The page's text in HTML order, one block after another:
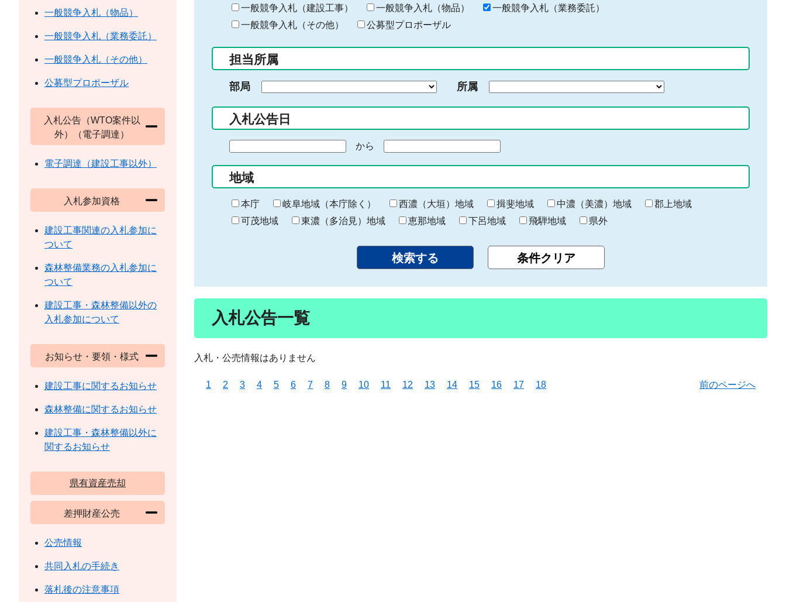
キ
ー
ー
入
力
一般競争入札（建設工事） 一般競争入札（物品）
一般競争入札（業務委託）
一般競争入札（その他）
公募型プロポーザル
担当所属
部局 所属
入札公告日
の
始
ま
り
から
終
わ
り
地域
本庁 岐阜地域（本庁除く） 西濃（大垣）地域 揖斐地域 中濃（美濃）地域
郡上地域
可茂地域
東濃（多治見）地域 恵那地域 下呂地域 飛騨地域 県外
入札公告一覧
入札・公売情報はありません
1 2 3 4 5 6 7 8 9 10 11 12 13 14 15 16 17 18 前のページへ
一般競争入札（物品）
一般競争入札（業務委託）
一般競争入札（その他）
公募型プロポーザル
入札公告（WTO案件以
外）（電子調達）
電子調達（建設工事以外）
入札参加資格
建設工事関連の入札参加に
ついて
森林整備業務の入札参加に
ついて
建設工事・森林整備以外の
入札参加について
お知らせ・要領・様式
建設工事に関するお知らせ
森林整備に関するお知らせ
建設工事・森林整備以外に
関するお知らせ
県有資産売却
差押財産公売
公売情報
共同入札の手続き
落札後の注意事項